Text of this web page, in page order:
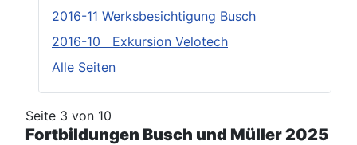
2016-11 Werksbesichtigung Busch
2016-10 Exkursion Velotech
Alle Seiten
Seite 3 von 10
Fortbildungen Busch und Müller 2025